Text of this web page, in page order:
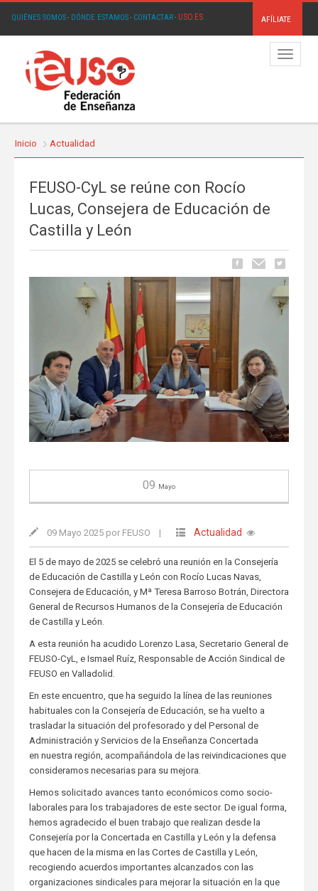
QUIÉNES SOMOS· DÓNDE ESTAMOS· CONTACTAR· USO.ES AFÍLIATE
Menú
Inicio Actualidad
FEUSO-CyL se reúne con Rocío
Lucas, Consejera de Educación de
Castilla y León
09 Mayo
09 Mayo 2025 por FEUSO | Actualidad
El 5 de mayo de 2025 se celebró una reunión en la Consejería
de Educación de Castilla y León con Rocío Lucas Navas,
Consejera de Educación, y Mª Teresa Barroso Botrán, Directora
General de Recursos Humanos de la Consejería de Educación
de Castilla y León.
A esta reunión ha acudido Lorenzo Lasa, Secretario General de
FEUSO-CyL, e Ismael Ruíz, Responsable de Acción Sindical de
FEUSO en Valladolid.
En este encuentro, que ha seguido la línea de las reuniones
habituales con la Consejería de Educación, se ha vuelto a
trasladar la situación del profesorado y del Personal de
Administración y Servicios de la Enseñanza Concertada
en nuestra región, acompañándola de las reivindicaciones que
consideramos necesarias para su mejora.
Hemos solicitado avances tanto económicos como socio-
laborales para los trabajadores de este sector. De igual forma,
hemos agradecido el buen trabajo que realizan desde la
Consejería por la Concertada en Castilla y León y la defensa
que hacen de la misma en las Cortes de Castilla y León,
recogiendo acuerdos importantes alcanzados con las
organizaciones sindicales para mejorar la situación en la que